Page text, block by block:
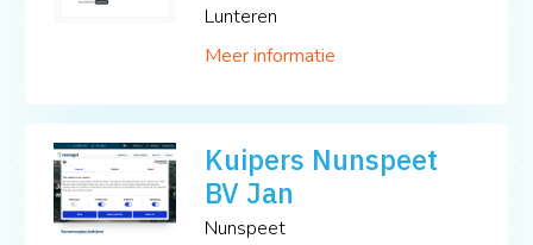
Lunteren
Meer informatie
Kuipers Nunspeet
BV Jan
Nunspeet